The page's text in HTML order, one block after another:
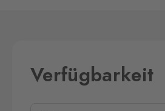
Verfügbarkeit